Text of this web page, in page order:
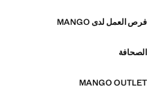
فرص العمل لدى MANGO
الصحافة
MANGO OUTLET